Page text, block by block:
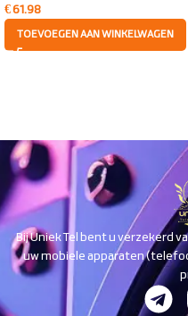
€61.98
TOEVOEGEN AAN WINKELWAGEN
Bij Uniek Tel bent u verzekerd
uw mobiele apparaten